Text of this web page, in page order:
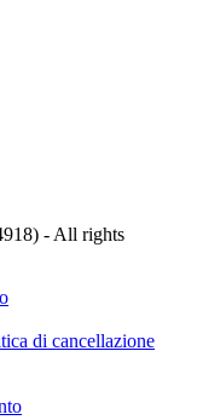
- All rights
di cancellazione